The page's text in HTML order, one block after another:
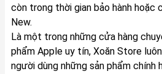
còn trong thời gian bảo hành hoặc
New.
Là một trong những cửa hàng
phẩm Apple uy tín,Xoăn Storeluôn
người dùng những sản phẩm chính